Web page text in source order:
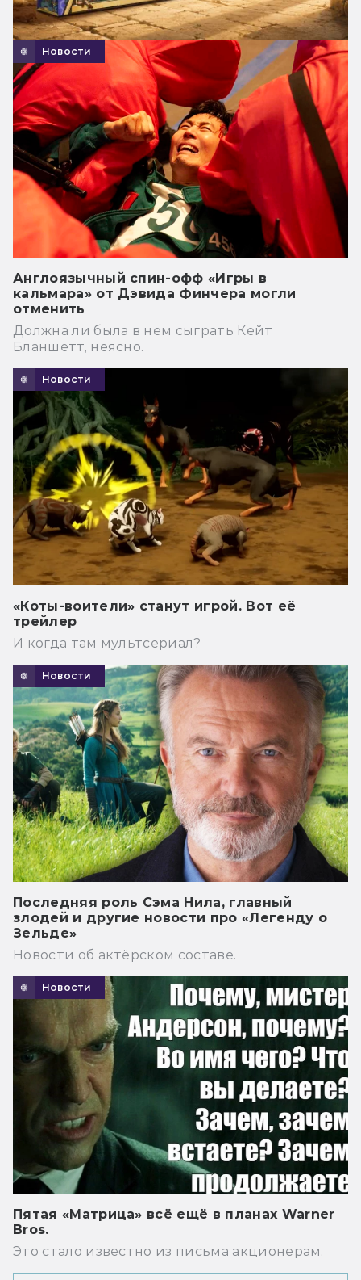
Новости
Англоязычный спин-офф «Игры в
кальмара» от Дэвида Финчера могли
отменить
Должна ли была в нем сыграть Кейт
Бланшетт, неясно.
Новости
«Коты-воители» станут игрой. Вот её
трейлер
И когда там мультсериал?
Новости
Последняя роль Сэма Нила, главный
злодей и другие новости про «Легенду о
Зельде»
Новости об актёрском составе.
Новости
Пятая «Матрица» всё ещё в планах Warner
Bros.
Это стало известно из письма акционерам.